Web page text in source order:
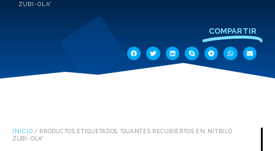
ZUBI-OLA”
COMPARTIR
INICIO / PRODUCTOS ETIQUETADOS “GUANTES RECUBIERTOS EN NITRILO
ZUBI-OLA”